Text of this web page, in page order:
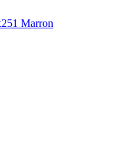
Marron